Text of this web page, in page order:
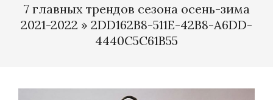
Navigation
Menu
7 главных трендов сезона осень-зима
2021-2022 » 2DD162B8-511E-42B8-A6DD-
4440C5C61B55